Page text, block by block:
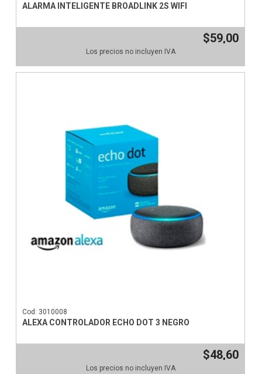
ALARMA INTELIGENTE BROADLINK 2S WIFI
$59,00
Los precios no incluyen IVA
Cod: 3010008
ALEXA CONTROLADOR ECHO DOT 3 NEGRO
$48,60
Los precios no incluyen IVA